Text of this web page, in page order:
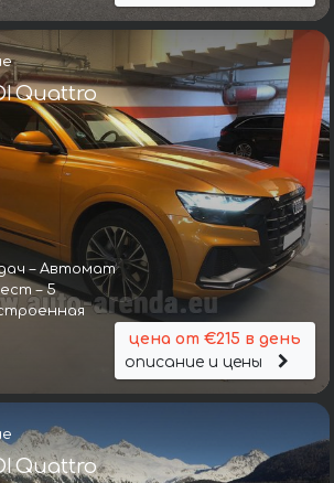
Quattro
– Автомат
– 5
цена от €215 в день
описание и цены
Quattro